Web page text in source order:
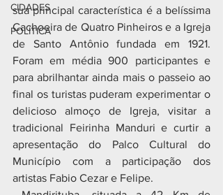
CIDADES
POLÍTICA
sua principal característica é a belíssima
Cachoeira de Quatro Pinheiros e a Igreja
de Santo Antônio fundada em 1921.
Foram em média 900 participantes e
para abrilhantar ainda mais o passeio ao
final os turistas puderam experimentar o
delicioso almoço de Igreja, visitar a
tradicional Feirinha Manduri e curtir a
apresentação do Palco Cultural do
Município com a participação dos
artistas Fabio Cezar e Felipe.